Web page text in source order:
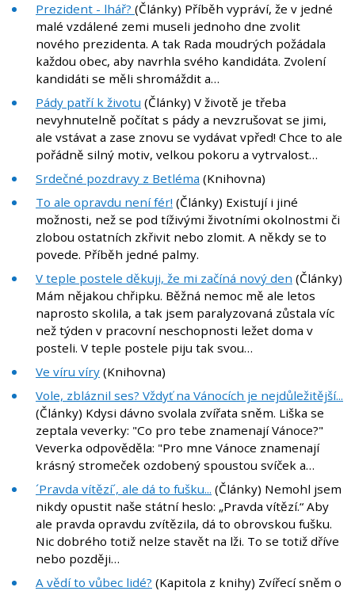
Prezident - lhář? (Články) Příběh vypráví, že v jedné
malé vzdálené zemi museli jednoho dne zvolit
nového prezidenta. A tak Rada moudrých požádala
každou obec, aby navrhla svého kandidáta. Zvolení
kandidáti se měli shromáždit a…
Pády patří k životu (Články) V životě je třeba
nevyhnutelně počítat s pády a nevzrušovat se jimi,
ale vstávat a zase znovu se vydávat vpřed! Chce to ale
pořádně silný motiv, velkou pokoru a vytrvalost…
Srdečné pozdravy z Betléma (Knihovna)
To ale opravdu není fér! (Články) Existují i jiné
možnosti, než se pod tíživými životními okolnostmi či
zlobou ostatních zkřivit nebo zlomit. A někdy se to
povede. Příběh jedné palmy.
V teple postele děkuji, že mi začíná nový den (Články)
Mám nějakou chřipku. Běžná nemoc mě ale letos
naprosto skolila, a tak jsem paralyzovaná zůstala víc
než týden v pracovní neschopnosti ležet doma v
posteli. V teple postele piju tak svou…
Ve víru víry (Knihovna)
Vole, zbláznil ses? Vždyť na Vánocích je nejdůležitější...
(Články) Kdysi dávno svolala zvířata sněm. Liška se
zeptala veverky: "Co pro tebe znamenají Vánoce?"
Veverka odpověděla: "Pro mne Vánoce znamenají
krásný stromeček ozdobený spoustou svíček a…
´Pravda vítězí´, ale dá to fušku... (Články) Nemohl jsem
nikdy opustit naše státní heslo: „Pravda vítězí.“ Aby
ale pravda opravdu zvítězila, dá to obrovskou fušku.
Nic dobrého totiž nelze stavět na lži. To se totiž dříve
nebo později…
A vědí to vůbec lidé? (Kapitola z knihy) Zvířecí sněm o